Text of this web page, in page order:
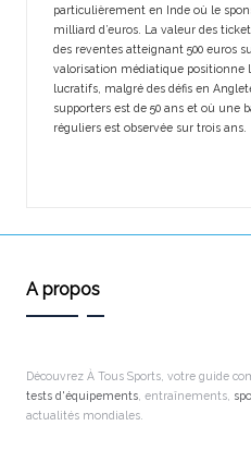
particulièrement en Inde où le
milliard d’euros. La valeur des
des reventes atteignant 500 euros
valorisation médiatique positionne
lucratifs, malgré des défis en
supporters est de 50 ans et où une
réguliers est observée sur trois ans.
A propos
Découvrez À Tous Sports, votre guide
tests d'équipements , entraînements,
actualités mondiales.